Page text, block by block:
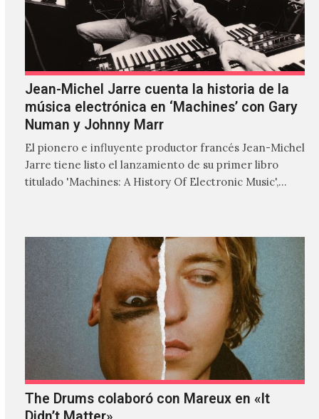
Jean-Michel Jarre cuenta la historia de la
música electrónica en ‘Machines’ con Gary
Numan y Johnny Marr
El pionero e influyente productor francés Jean-Michel
Jarre tiene listo el lanzamiento de su primer libro
titulado 'Machines: A History Of Electronic Music',
The Drums colaboró con Mareux en «It